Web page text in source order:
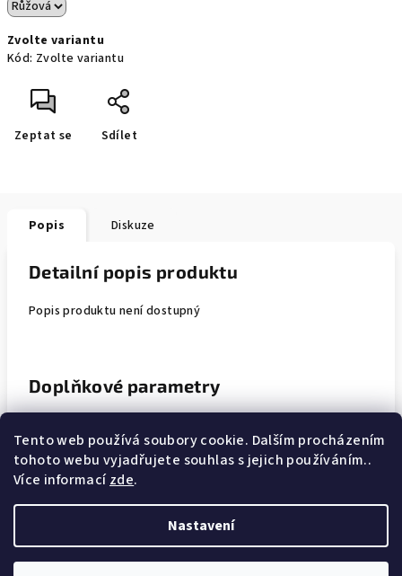
Tento web používá soubory cookie. Dalším procházením
tohoto webu vyjadřujete souhlas s jejich používáním..
Více informacízde.
Nastavení
Zvolte variantu
Kód: Zvolte variantu
Zeptat se Sdílet
Popis Diskuze
Detailní popis produktu
Popis produktu není dostupný
Doplňkové parametry
Kategorie:
Dívčí trička s krátkým rukávem
Materiál: 95% bavlna, 5% elastan